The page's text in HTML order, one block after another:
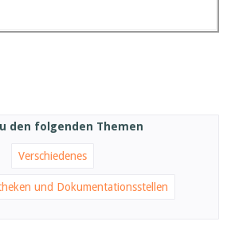
den folgenden Themen
Verschiedenes
und Dokumentationsstellen